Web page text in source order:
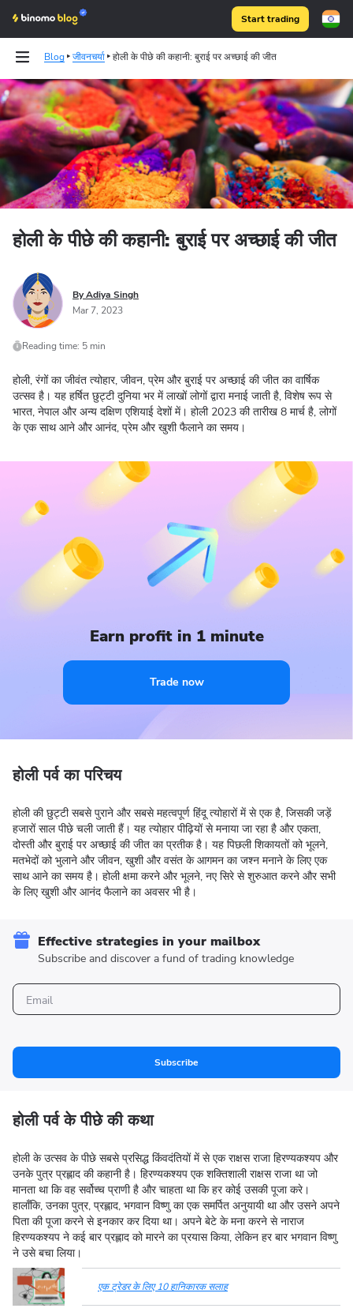
Start trading
Blog जीवनचर्या होली के पीछे की कहानी: बुराई पर अच्छाई की जीत
Binomo on Telegram
होली के पीछे की कहानी: बुराई पर अच्छाई की जीत
By Adiya Singh
Mar 7, 2023
Reading time: 5 min
होली, रंगों का जीवंत त्योहार, जीवन, प्रेम और बुराई पर अच्छाई की जीत का वार्षिक
उत्सव है। यह हर्षित छुट्टी दुनिया भर में लाखों लोगों द्वारा मनाई जाती है, विशेष रूप से
भारत, नेपाल और अन्य दक्षिण एशियाई देशों में। होली 2023 की तारीख 8 मार्च है, लोगों
के एक साथ आने और आनंद, प्रेम और खुशी फैलाने का समय।
Earn profit in 1 minute
Trade now
होली पर्व का परिचय
होली की छुट्टी सबसे पुराने और सबसे महत्वपूर्ण हिंदू त्योहारों में से एक है, जिसकी जड़ें
हजारों साल पीछे चली जाती हैं। यह त्योहार पीढ़ियों से मनाया जा रहा है और एकता,
दोस्ती और बुराई पर अच्छाई की जीत का प्रतीक है। यह पिछली शिकायतों को भूलने,
मतभेदों को भुलाने और जीवन, खुशी और वसंत के आगमन का जश्न मनाने के लिए एक
साथ आने का समय है। होली क्षमा करने और भूलने, नए सिरे से शुरुआत करने और सभी
के लिए खुशी और आनंद फैलाने का अवसर भी है।
Effective strategies in your mailbox
Subscribe and discover a fund of trading knowledge
Subscribe
होली पर्व के पीछे की कथा
होली के उत्सव के पीछे सबसे प्रसिद्ध किंवदंतियों में से एक राक्षस राजा हिरण्यकश्यप और
उनके पुत्र प्रह्लाद की कहानी है। हिरण्यकश्यप एक शक्तिशाली राक्षस राजा था जो
मानता था कि वह सर्वोच्च प्राणी है और चाहता था कि हर कोई उसकी पूजा करे।
हालाँकि, उनका पुत्र, प्रह्लाद, भगवान विष्णु का एक समर्पित अनुयायी था और उसने अपने
पिता की पूजा करने से इनकार कर दिया था। अपने बेटे के मना करने से नाराज
हिरण्यकश्यप ने कई बार प्रह्लाद को मारने का प्रयास किया, लेकिन हर बार भगवान विष्णु
ने उसे बचा लिया।
एक ट्रेडर के लिए 10 हानिकारक सलाह